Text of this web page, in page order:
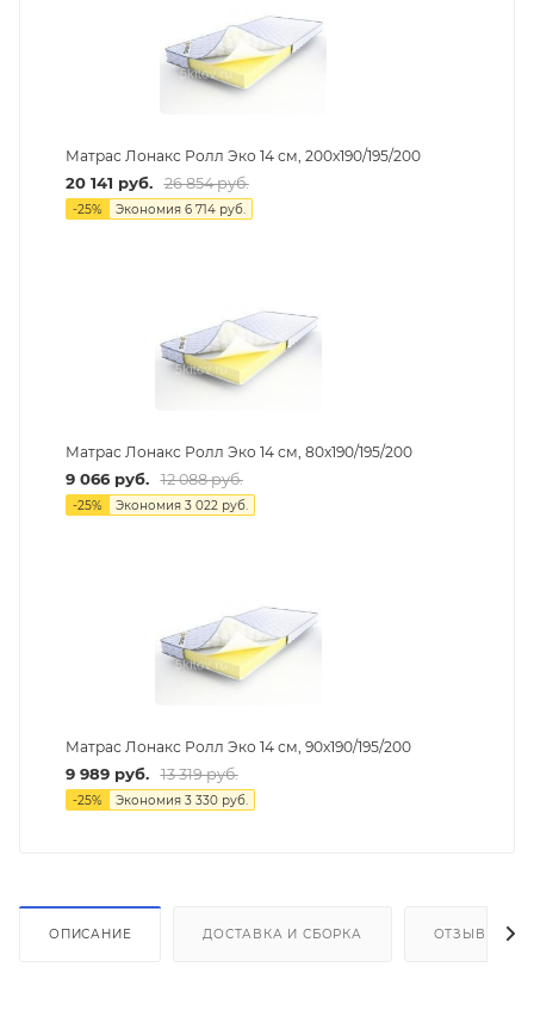
Матрас Лонакс Ролл Эко 14 см, 200х190/195/200
20 141 руб. 26 854руб.
-25% Экономия 6 714руб.
Матрас Лонакс Ролл Эко 14 см, 80х190/195/200
9 066руб. 12 088руб.
-25% Экономия 3 022руб.
Матрас Лонакс Ролл Эко 14 см, 90х190/195/200
9 989руб. 13 319руб.
-25% Экономия 3 330руб.
ОПИСАНИЕ ДОСТАВКА И СБОРКА ОТЗЫВЫ